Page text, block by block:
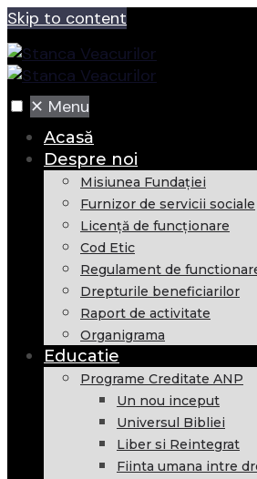
Skip to content
✕ Menu
Acasă
Despre noi
Misiunea Fundaţiei
Furnizor de servicii sociale
Licență de funcționare
Cod Etic
Regulament de
Drepturile beneficiarilor
Raport de activitate
Organigrama
Educatie
Programe Creditate ANP
Un nou inceput
Universul Bibliei
Liber si Reintegrat
Fiinta umana intre